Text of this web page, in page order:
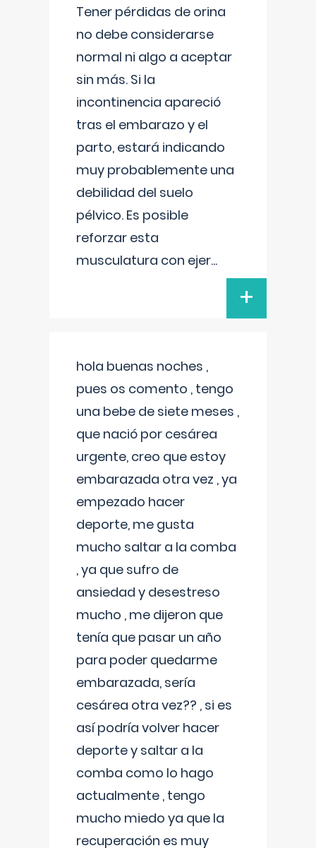
Tener pérdidas de orina
no debe considerarse
normal ni algo a aceptar
sin más. Si la
incontinencia apareció
tras el embarazo y el
parto, estará indicando
muy probablemente una
debilidad del suelo
pélvico. Es posible
reforzar esta
musculatura con ejer...
+
hola buenas noches ,
pues os comento , tengo
una bebe de siete meses ,
que nació por cesárea
urgente, creo que estoy
embarazada otra vez , ya
empezado hacer
deporte, me gusta
mucho saltar a la comba
, ya que sufro de
ansiedad y desestreso
mucho , me dijeron que
tenía que pasar un año
para poder quedarme
embarazada, sería
cesárea otra vez?? , si es
así podría volver hacer
deporte y saltar a la
comba como lo hago
actualmente , tengo
mucho miedo ya que la
recuperación es muy